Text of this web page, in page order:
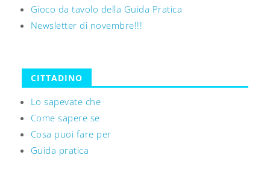
Gioco da tavolo della Guida Pratica
Newsletter di novembre!!!
CITTADINO
Lo sapevate che
Come sapere se
Cosa puoi fare per
Guida pratica